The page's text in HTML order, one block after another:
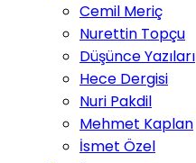
Cemil Meriç
Nurettin Topçu
Düşünce Yazıları
Hece Dergisi
Nuri Pakdil
Mehmet Kaplan
İsmet Özel